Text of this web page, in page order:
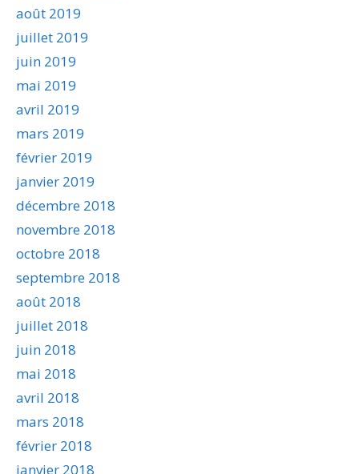
août 2019
juillet 2019
juin 2019
mai 2019
avril 2019
mars 2019
février 2019
janvier 2019
décembre 2018
novembre 2018
octobre 2018
septembre 2018
août 2018
juillet 2018
juin 2018
mai 2018
avril 2018
mars 2018
février 2018
janvier 2018